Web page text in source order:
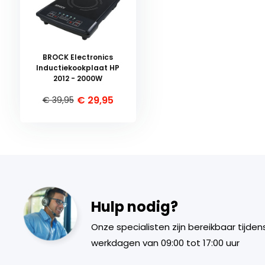
BROCK Electronics
Inductiekookplaat HP
2012 - 2000W
€ 39,95 € 29,95
Hulp nodig?
Onze specialisten zijn bereikbaar
werkdagen van 09:00 tot 17:00 uur